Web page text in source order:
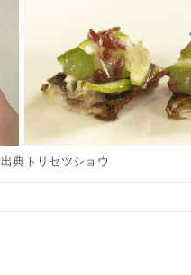
出典トリセツショウ